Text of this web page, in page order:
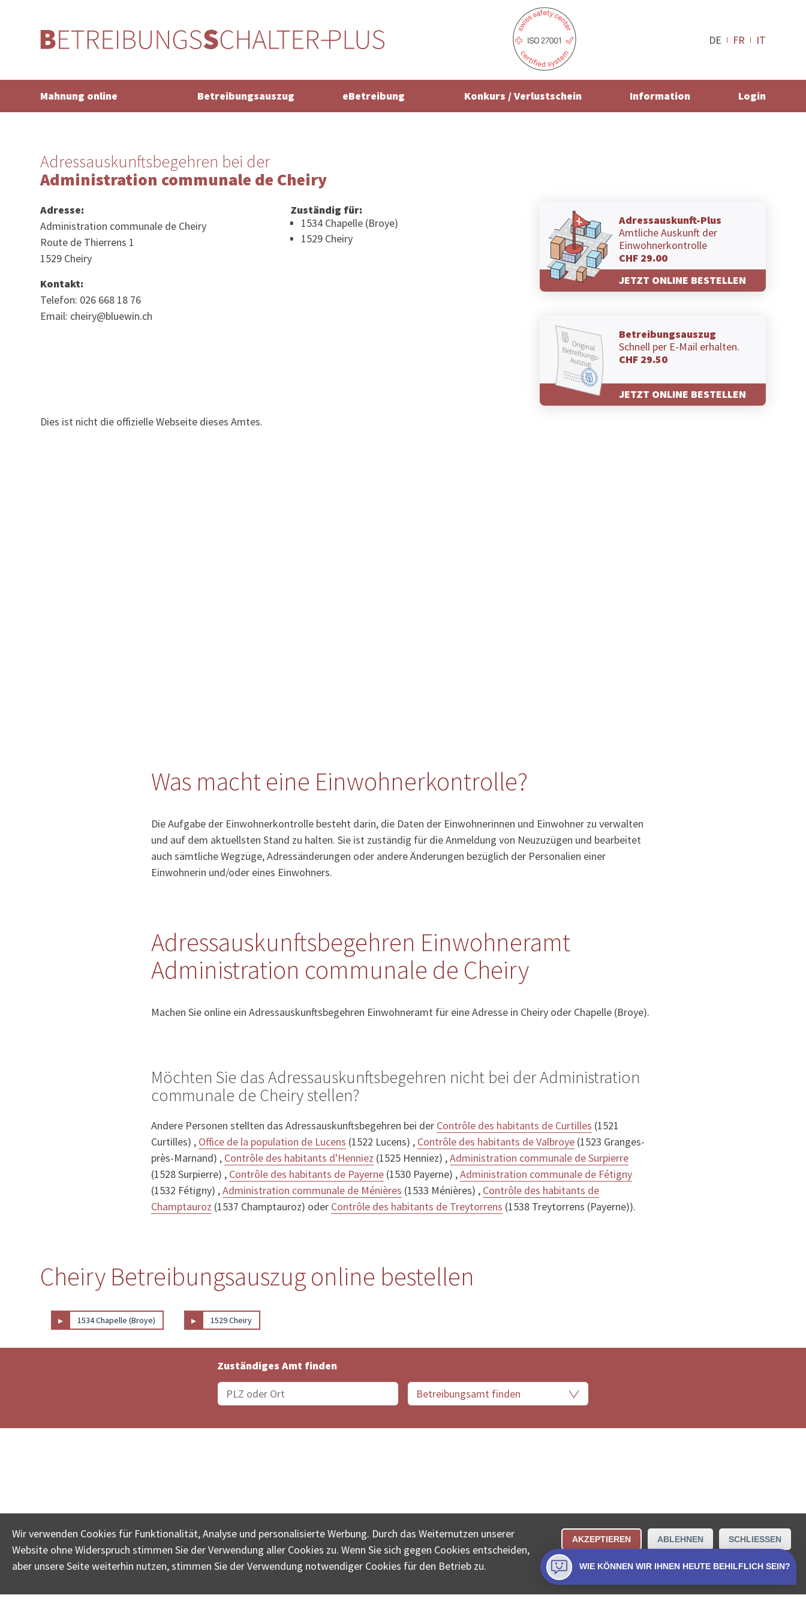
DE FR IT
Mahnung online Betreibungsauszug eBetreibung Konkurs / Verlustschein Information Login
Adressauskunftsbegehren bei der
Administration communale de Cheiry
Adresse:
Administration communale de Cheiry
Route de Thierrens 1
1529 Cheiry
Kontakt:
Telefon: 026 668 18 76
Email: cheiry@bluewin.ch
Zuständig für:
1534 Chapelle (Broye)
1529 Cheiry
Adressauskunft-Plus
Amtliche Auskunft der
Einwohnerkontrolle
CHF 29.00
JETZT ONLINE BESTELLEN
Betreibungsauszug
Schnell per E-Mail erhalten.
CHF 29.50
JETZT ONLINE BESTELLEN
Dies ist nicht die offizielle Webseite dieses Amtes.
Was macht eine Einwohnerkontrolle?
Die Aufgabe der Einwohnerkontrolle besteht darin, die Daten der Einwohnerinnen und Einwohner zu verwalten
und auf dem aktuellsten Stand zu halten. Sie ist zuständig für die Anmeldung von Neuzuzügen und bearbeitet
auch sämtliche Wegzüge, Adressänderungen oder andere Änderungen bezüglich der Personalien einer
Einwohnerin und/oder eines Einwohners.
Adressauskunftsbegehren Einwohneramt
Administration communale de Cheiry
Machen Sie online ein Adressauskunftsbegehren Einwohneramt für eine Adresse in Cheiry oder Chapelle (Broye).
Möchten Sie das Adressauskunftsbegehren nicht bei der Administration
communale de Cheiry stellen?
Andere Personen stellten das Adressauskunftsbegehren bei der Contrôle des habitants de Curtilles (1521
Curtilles) , Office de la population de Lucens (1522 Lucens) , Contrôle des habitants de Valbroye (1523 Granges-
près-Marnand) , Contrôle des habitants d'Henniez (1525 Henniez) ,Administration communale de Surpierre
(1528 Surpierre) , Contrôle des habitants de Payerne (1530 Payerne) ,Administration communale de Fétigny
(1532 Fétigny) ,Administration communale de Ménières (1533 Ménières) , Contrôle des habitants de
Champtauroz (1537 Champtauroz) oder Contrôle des habitants de Treytorrens (1538 Treytorrens (Payerne)).
Cheiry Betreibungsauszug online bestellen
▸ 1534 Chapelle (Broye) ▸ 1529 Cheiry
Zuständiges Amt finden
Wir verwenden Cookies für Funktionalität, Analyse und personalisierte Werbung. Durch das Weiternutzen unserer
Website ohne Widerspruch stimmen Sie der Verwendung aller Cookies zu. Wenn Sie sich gegen Cookies entscheiden,
aber unsere Seite weiterhin nutzen, stimmen Sie der Verwendung notwendiger Cookies für den Betrieb zu.
AKZEPTIEREN ABLEHNEN SCHLIESSEN
WIE KÖNNEN WIR IHNEN HEUTE BEHILFLICH SEIN?
© COLLECTA AG
www.betreibungsschalter-plus.ch ist eine Dienstleistungsplattform der Collecta AG.